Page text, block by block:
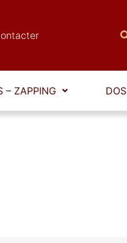
– ZAPPING